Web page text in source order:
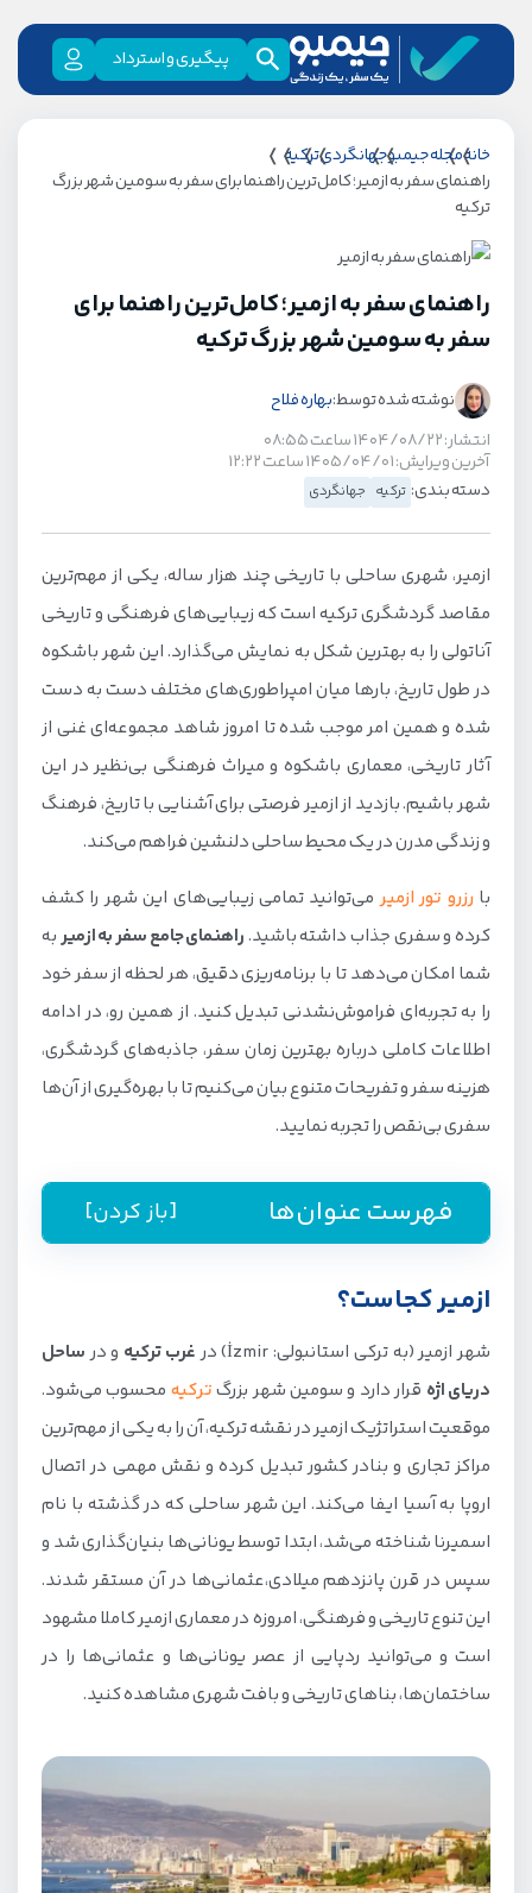
پیگیری و استرداد
خانهمجله جیمبوجهانگردیترکیه
راهنمای سفر به ازمیر؛ کامل‌ترین راهنما برای سفر به سومین شهر بزرگ
ترکیه
راهنمای سفر به ازمیر؛ کامل‌ترین راهنما برای
سفر به سومین شهر بزرگ ترکیه
نوشته شده توسط:بهاره فلاح
انتشار: ۱۴۰۴/۰۸/۲۲ ساعت ۰۸:۵۵
آخرین ویرایش: ۱۴۰۵/۰۴/۰۱ ساعت ۱۲:۲۲
دسته بندی: ترکیه جهانگردی
ازمیر، شهری ساحلی با تاریخی چند هزار ساله، یکی از مهم‌ترین
مقاصد گردشگری ترکیه است که زیبایی‌های فرهنگی و تاریخی
آناتولی را به بهترین شکل به نمایش می‌گذارد. این شهر باشکوه
در طول تاریخ، بارها میان امپراطوری‌های مختلف دست به دست
شده و همین امر موجب شده تا امروز شاهد مجموعه‌ای غنی از
آثار تاریخی، معماری باشکوه و میراث فرهنگی بی‌نظیر در این
شهر باشیم. بازدید از ازمیر فرصتی برای آشنایی با تاریخ، فرهنگ
و زندگی مدرن در یک محیط ساحلی دلنشین فراهم می‌کند.
با رزرو تور ازمیر می‌توانید تمامی زیبایی‌های این شهر را کشف
کرده و سفری جذاب داشته باشید. راهنمای جامع سفر به ازمیر به
شما امکان می‌دهد تا با برنامه‌ریزی دقیق، هر لحظه از سفر خود
را به تجربه‌ای فراموش‌نشدنی تبدیل کنید. از همین رو، در ادامه
اطلاعات کاملی درباره بهترین زمان سفر، جاذبه‌های گردشگری،
هزینه سفر و تفریحات متنوع بیان می‌کنیم تا با بهره‌گیری از آن‌ها
سفری بی‌نقص را تجربه نمایید.
فهرست عنوان‌ها [باز کردن]
ازمیر ترکیه چگونه شهری است؟
اطلاعات کلی درباره شهر ازمیر ترکیه
آب و هوای ازمیر
بهترین زمان سفر به ازمیر
چگونه به ازمیر سفر کنیم؟
سفر به ازمیر با هواپیما
سفر زمینی به ازمیر از ایران
هزینه سفر به ازمیر ترکیه
ارزانترین راه سفر به ازمیر
بازارها و مراکز خرید ازمیر
اقامت در ازمیر
ازمیر کجاست؟
شهر ازمیر (به ترکی استانبولی: İzmir) در غرب ترکیه و در ساحل
دریای اژه قرار دارد و سومین شهر بزرگترکیه محسوب می‌شود.
موقعیت استراتژیک ازمیر در نقشه ترکیه، آن را به یکی از مهم‌ترین
مراکز تجاری و بنادر کشور تبدیل کرده و نقش مهمی در اتصال
اروپا به آسیا ایفا می‌کند. این شهر ساحلی که در گذشته با نام
اسمیرنا شناخته می‌شد، ابتدا توسط یونانی‌ها بنیان‌گذاری شد و
سپس در قرن پانزدهم میلادی،عثمانی‌ها در آن مستقر شدند.
این تنوع تاریخی و فرهنگی، امروزه در معماری ازمیر کاملا مشهود
است و می‌توانید ردپایی از عصر یونانی‌ها و عثمانی‌ها را در
ساختمان‌ها، بناهای تاریخی و بافت شهری مشاهده کنید.